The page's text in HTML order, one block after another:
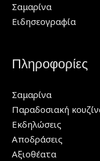
Σαμαρίνα
Ειδησεογραφία
Πληροφορίες
Σαμαρίνα
Παραδοσιακή
Εκδηλώσεις
Αποδράσεις
Αξιοθέατα